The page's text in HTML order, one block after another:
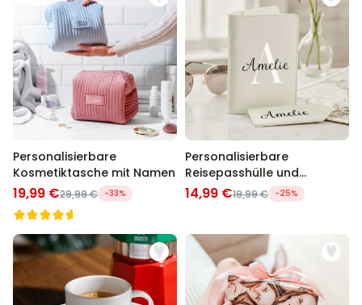
Personalisierbare
Kosmetiktasche mit Namen
19,99 €29,99 € -33%
Personalisierbare
Reisepasshülle und
Koffertag mit Monogramm
14,99 €19,99 € -25%